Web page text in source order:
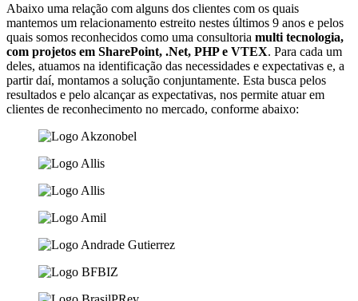
Abaixo uma relação com alguns dos clientes com os quais
mantemos um relacionamento estreito nestes últimos 9 anos e pelos
quais somos reconhecidos como uma consultoria multi tecnologia,
com projetos em SharePoint, .Net, PHP e VTEX. Para cada um
deles, atuamos na identificação das necessidades e expectativas e, a
partir daí, montamos a solução conjuntamente. Esta busca pelos
resultados e pelo alcançar as expectativas, nos permite atuar em
clientes de reconhecimento no mercado, conforme abaixo: